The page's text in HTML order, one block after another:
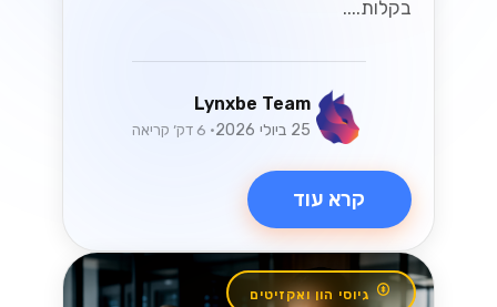
בקלות....
Lynxbe Team
25 ביולי 2026 • 6 דק׳ קריאה
קרא עוד
גיוסי הון ואקזיטים